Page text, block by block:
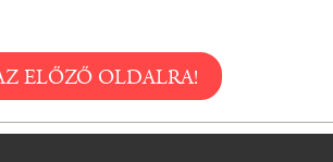
ELŐZŐ OLDALRA!